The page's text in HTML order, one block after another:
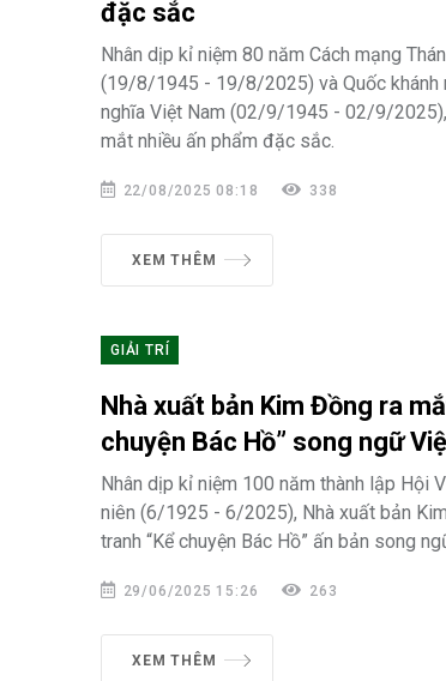
đặc sắc
Nhân dịp kỉ niệm 80 năm Cách mạng
(19/8/1945 - 19/8/2025) và Quốc khánh
nghĩa Việt Nam (02/9/1945 - 02/9/
mắt nhiều ấn phẩm đặc sắc.
22/08/2025 08:18 338
XEM THÊM
GIẢI TRÍ
Nhà xuất bản Kim Đồng ra
chuyện Bác Hồ” song ngữ
Nhân dịp kỉ niệm 100 năm thành lập Hội
niên (6/1925 - 6/2025), Nhà xuất bản
tranh “Kể chuyện Bác Hồ” ấn bản song
29/06/2025 15:26 263
XEM THÊM